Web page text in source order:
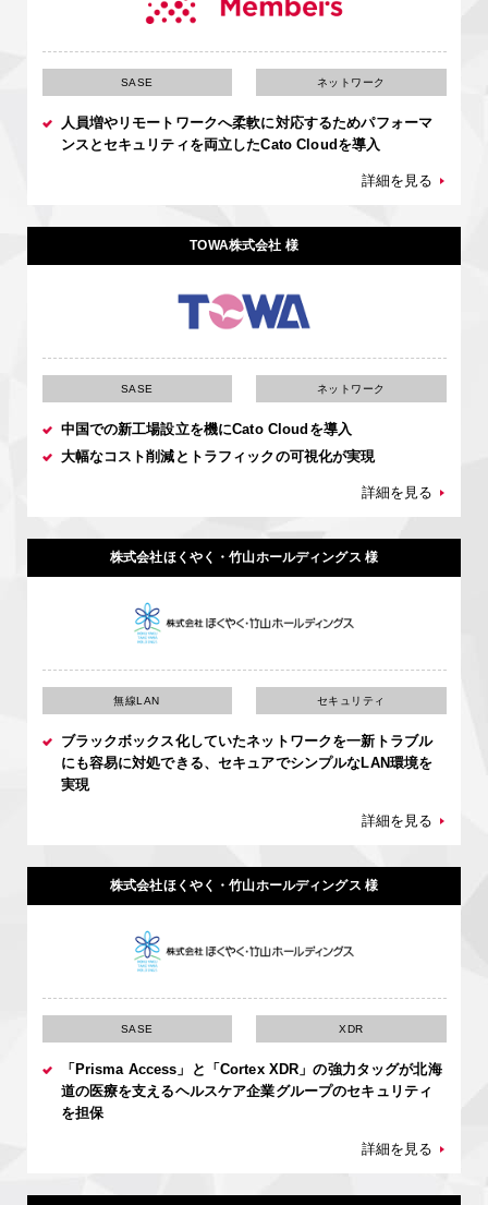
SASE ネットワーク
人員増やリモートワークへ柔軟に対応するためパフォーマ
ンスとセキュリティを両立したCato Cloudを導入
詳細を見る
TOWA株式会社 様
SASE ネットワーク
中国での新工場設立を機にCato Cloudを導入
大幅なコスト削減とトラフィックの可視化が実現
詳細を見る
株式会社ほくやく・竹山ホールディングス 様
無線LAN セキュリティ
ブラックボックス化していたネットワークを一新トラブル
にも容易に対処できる、セキュアでシンプルなLAN環境を
実現
詳細を見る
株式会社ほくやく・竹山ホールディングス 様
SASE XDR
「Prisma Access」と「Cortex XDR」の強力タッグが北海
道の医療を支えるヘルスケア企業グループのセキュリティ
を担保
詳細を見る